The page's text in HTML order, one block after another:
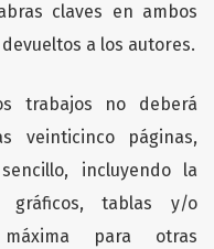
claves en ambos
a los autores.
trabajos no deberá
veinticinco páginas,
incluyendo la
gráficos, tablas y/o
para otras